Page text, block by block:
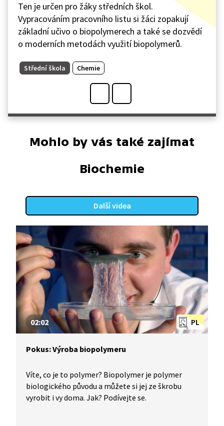
Ten je určen pro žáky středních škol.
Vypracováním pracovního listu si žáci zopakují
základní učivo o biopolymerech a také se dozvědí
o moderních metodách využití biopolymerů.
Střední škola Chemie
Mohlo by vás také zajímat
Biochemie
Další videa
PL
02:02
Pokus: Výroba biopolymeru
Víte, co je to polymer? Biopolymer je polymer
biologického původu a můžete si jej ze škrobu
vyrobit i vy doma. Jak? Podívejte se.